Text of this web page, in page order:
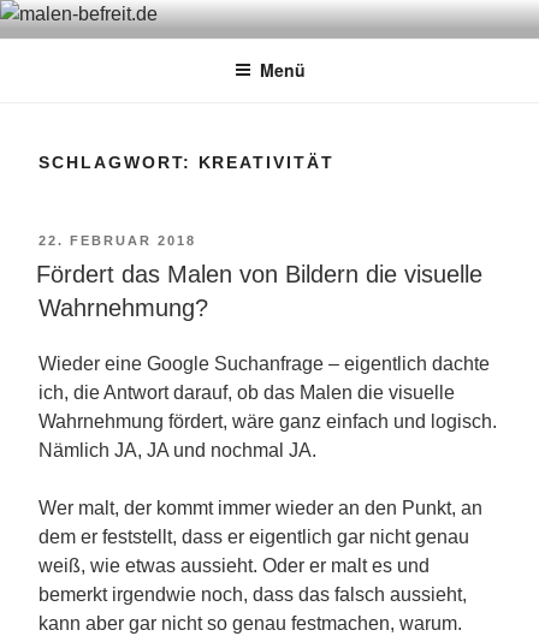
Zum
InhaltMALEN-BEFREIT.DE
Menü
SCHLAGWORT: KREATIVITÄT
VERÖFFENTLICHT
AM
22. FEBRUAR 2018
Fördert das Malen von Bildern die visuelle
Wahrnehmung?
Wieder eine Google Suchanfrage – eigentlich dachte
ich, die Antwort darauf, ob das Malen die visuelle
Wahrnehmung fördert, wäre ganz einfach und logisch.
Nämlich JA, JA und nochmal JA.
Wer malt, der kommt immer wieder an den Punkt, an
dem er feststellt, dass er eigentlich gar nicht genau
weiß, wie etwas aussieht. Oder er malt es und
bemerkt irgendwie noch, dass das falsch aussieht,
kann aber gar nicht so genau festmachen, warum.